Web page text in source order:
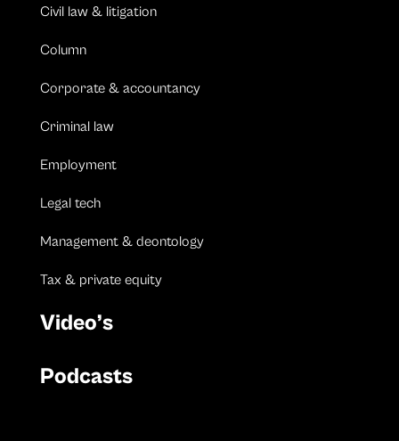
Civil law & litigation
Column
Corporate & accountancy
Criminal law
Employment
Legal tech
Management & deontology
Tax & private equity
Video’s
Podcasts